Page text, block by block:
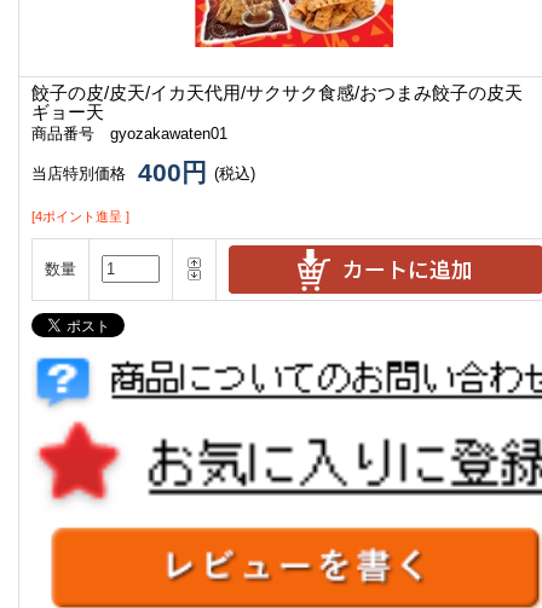
餃子の皮/皮天/イカ天代用/サクサク食感/おつまみ餃子の皮天
ギョー天
商品番号 gyozakawaten01
当店特別価格 400円 (税込)
[4ポイント進呈 ]
数量